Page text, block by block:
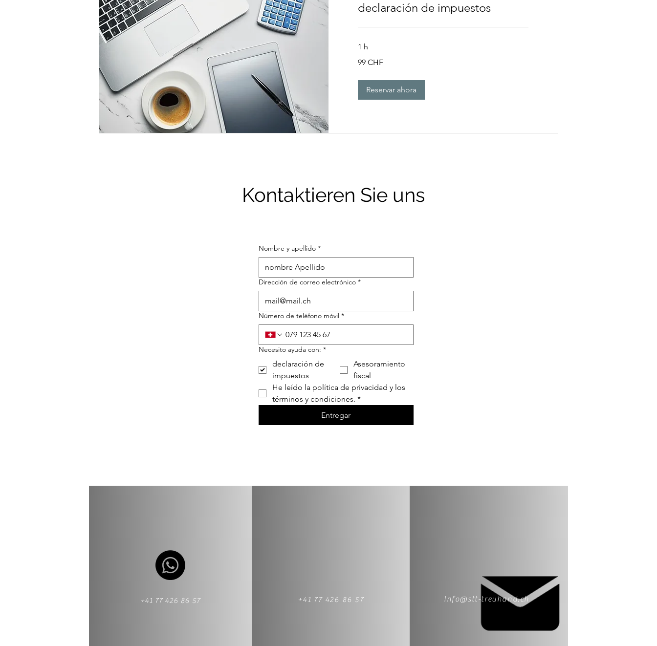
declaración de impuestos
1 h
francos
99 CHF
Reservar ahora
Kontaktieren Sie uns
Nombre y apellido *
Dirección de correo electrónico *
Número de teléfono móvil *
Necesito ayuda con: *
declaración de
impuestos
Asesoramiento
fiscal
He leído la política de privacidad y los
términos y condiciones. *
Entregar
+41 77 426 86 57 +41 77 426 86 57 Info@stt-treuhand.ch